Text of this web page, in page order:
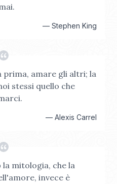
— Stephen King
prima, amare gli altri; la
stessi quello che
— Alexis Carrel
mitologia, che la
invece è